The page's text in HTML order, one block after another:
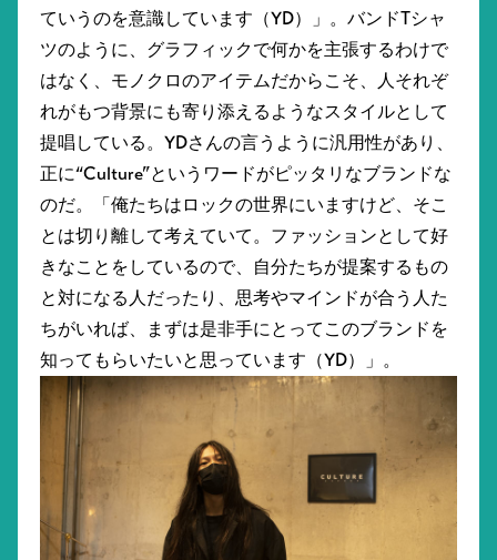
ていうのを意識しています（YD）」。バンドTシャ
ツのように、グラフィックで何かを主張するわけで
はなく、モノクロのアイテムだからこそ、人それぞ
れがもつ背景にも寄り添えるようなスタイルとして
提唱している。YDさんの言うように汎用性があり、
正に“Culture”というワードがピッタリなブランドな
のだ。「俺たちはロックの世界にいますけど、そこ
とは切り離して考えていて。ファッションとして好
きなことをしているので、自分たちが提案するもの
と対になる人だったり、思考やマインドが合う人た
ちがいれば、まずは是非手にとってこのブランドを
知ってもらいたいと思っています（YD）」。